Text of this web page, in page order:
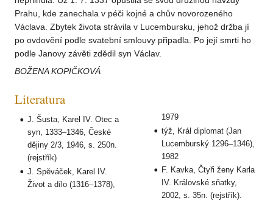
Prahu, kde zanechala v péči kojné a chův novorozeného
Václava. Zbytek života strávila v Lucembursku, jehož držba jí
po ovdovění podle svatební smlouvy připadla. Po její smrti ho
podle Janovy závěti zdědil syn Václav.
BOŽENA KOPIČKOVÁ
Literatura
J. Šusta, Karel IV. Otec a
syn, 1333–1346, České
dějiny 2/3, 1946, s. 250n.
(rejstřík)
J. Spěváček, Karel IV.
Život a dílo (1316–1378),
1979
týž, Král diplomat (Jan
Lucemburský 1296–1346),
1982
F. Kavka, Čtyři ženy Karla
IV. Královské sňatky,
2002, s. 35n. (rejstřík).